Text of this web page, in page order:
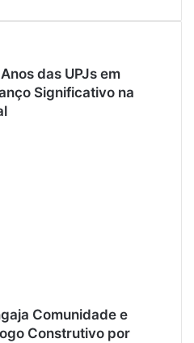
das UPJs em
Significativo na
Comunidade e
Construtivo por